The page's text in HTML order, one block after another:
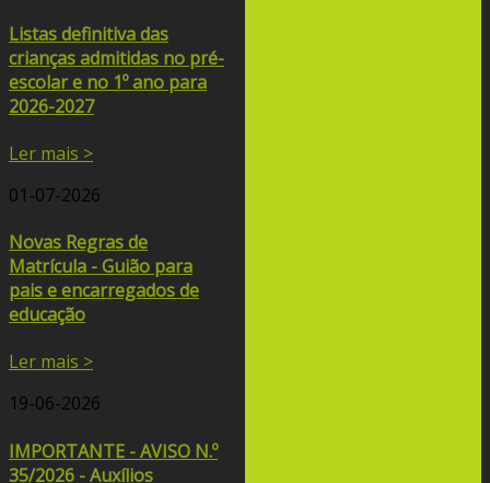
Listas definitiva das
crianças admitidas no pré-
escolar e no 1º ano para
2026-2027
Ler mais >
01-07-2026
Novas Regras de
Matrícula - Guião para
pais e encarregados de
educação
Ler mais >
19-06-2026
IMPORTANTE - AVISO N.º
35/2026 - Auxílios